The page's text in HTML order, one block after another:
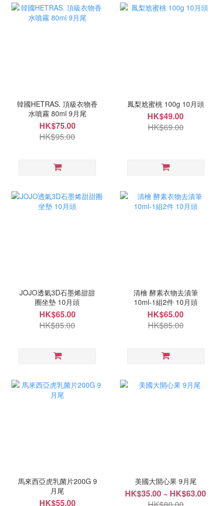
韓國HETRAS. 頂級衣物香
水噴霧 80ml 9月尾
HK$75.00
HK$95.00
鳳梨尬蜜桃 100g 10月頭
HK$49.00
HK$69.00
JOJO透氣3D石墨烯甜甜
圈坐墊 10月頭
HK$65.00
HK$85.00
清檜 酵素衣物去漬筆
10ml-1組2件 10月頭
HK$65.00
HK$85.00
馬來西亞虎乳菌片200G 9
月尾
HK$55.00
美國大開心果 9月尾
HK$35.00 ~ HK$63.00